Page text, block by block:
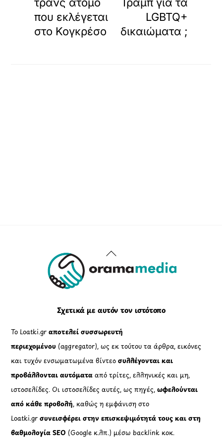
που εκλέγεται
στο Κογκρέσο
LGBTQ+
δικαιώματα ;
Back
To
Σχετικά με αυτόν τον ιστότοπο
Το Loatki.grαποτελεί συσσωρευτή
περιεχομένου (aggregator), ως εκ τούτου τα άρθρα, εικόνες
και τυχόν ενσωματωμένα βίντεοσυλλέγονται και
προβάλλονται αυτόματααπό τρίτες, ελληνικές και μη,
ιστοσελίδες. Οι ιστοσελίδες αυτές, ως πηγές,ωφελούνται
από κάθε προβολή, καθώς η εμφάνιση στο
Loatki.gr συνεισφέρει στην επισκεψιμότητά τους και στη
βαθμολογία SEO (Google κ.λπ.) μέσω backlink κοκ.